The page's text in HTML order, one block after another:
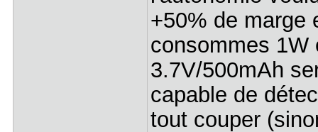
+50% de marge
consommes 1W
3.7V/500mAh
capable de
tout couper